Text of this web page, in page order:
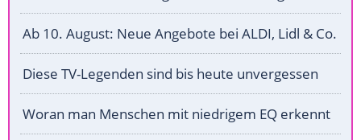
Ab 10. August: Neue Angebote bei ALDI, Lidl & Co.
Diese TV-Legenden sind bis heute unvergessen
Woran man Menschen mit niedrigem EQ erkennt